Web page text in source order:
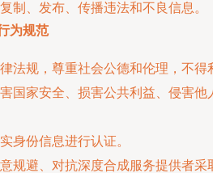
制、发布、传播违法和不良信息。
为规范
律法规，尊重社会公德和伦理，不得
国家安全、损害公共利益、侵害他
身份信息进行认证。
意规避、对抗深度合成服务提供者采